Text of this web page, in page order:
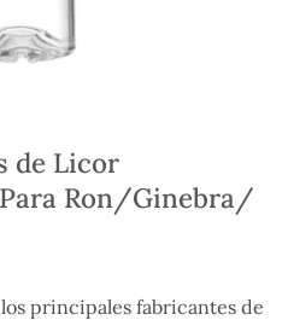
de Licor
Ron/Ginebra/
principales fabricantes de